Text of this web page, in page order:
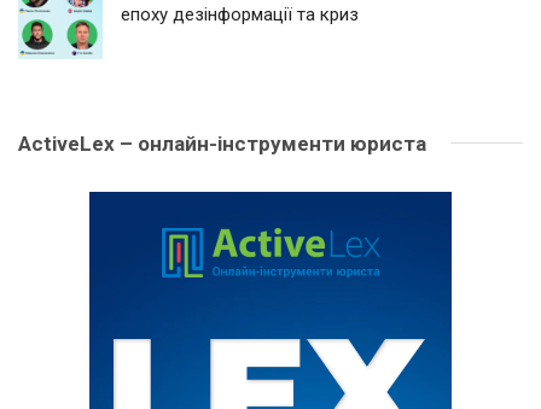
епоху дезінформації та криз
ActiveLex – онлайн-інструменти юриста